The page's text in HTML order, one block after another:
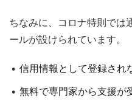
ちなみに、コロナ特則では
ールが設けられています。
信用情報として登録され
無料で専門家から支援が